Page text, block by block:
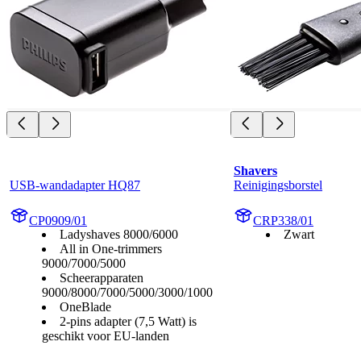
USB-wandadapter HQ87
CP0909/01
Ladyshaves 8000/6000
All in One-trimmers
9000/7000/5000
Scheerapparaten
9000/8000/7000/5000/3000/1000
OneBlade
2-pins adapter (7,5 Watt) is
geschikt voor EU-landen
Shavers
Reinigingsborstel
CRP338/01
Zwart